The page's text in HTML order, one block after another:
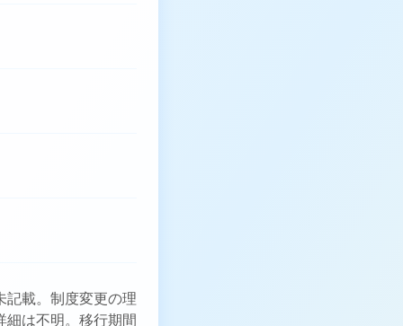
記載。制度変更の理
細は不明。移行期間